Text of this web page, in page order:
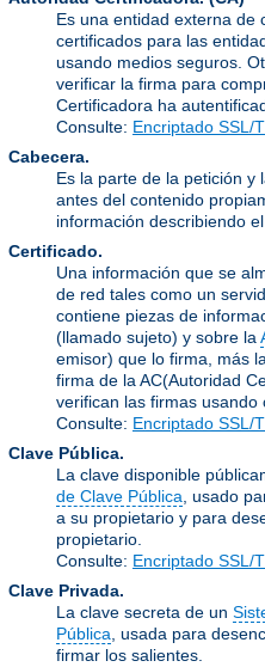
Es una entidad externa de
certificados para las
usando medios seguros.
verificar la firma para
Certificadora ha
Consulte: Encriptado SSL/
Cabecera.
Es la parte de la petición y
antes del contenido
información describiendo
Certificado.
Una información que se
de red tales como un
contiene piezas de
(llamado sujeto) y sobre la
emisor) que lo firma, más la
firma de la AC(Autoridad
verifican las firmas usando
Consulte: Encriptado SSL/
Clave Pública.
La clave disponible
de Clave Pública , usado
a su propietario y para
propietario.
Consulte: Encriptado SSL/
Clave Privada.
La clave secreta de un
Pública , usada para
firmar los salientes.